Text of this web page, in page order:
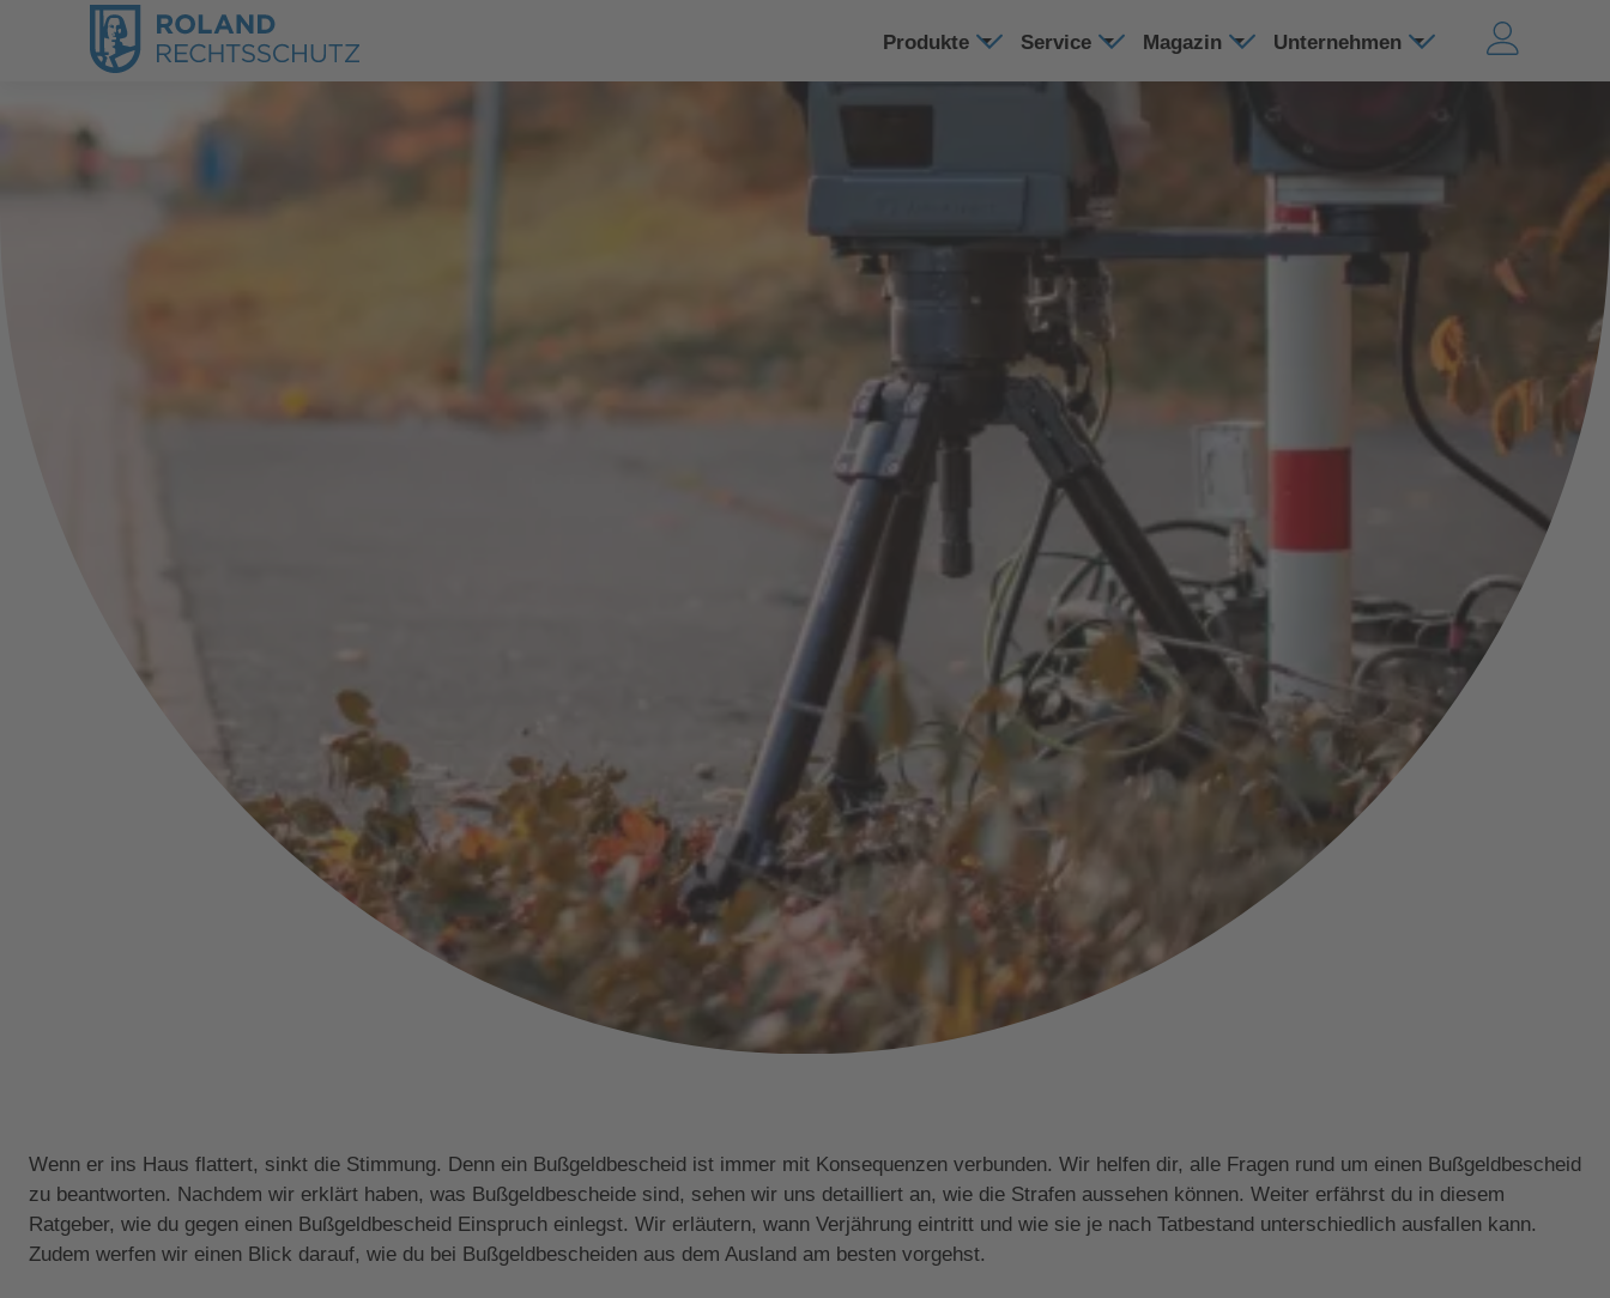
Produkte Service Magazin Unternehmen
Wenn er ins Haus flattert, sinkt die Stimmung. Denn ein Bußgeldbescheid ist immer mit Konsequenzen verbunden. Wir helfen dir, alle Fragen rund um einen Bußgeldbescheid
zu beantworten. Nachdem wir erklärt haben, was Bußgeldbescheide sind, sehen wir uns detailliert an, wie die Strafen aussehen können. Weiter erfährst du in diesem
Ratgeber, wie du gegen einen Bußgeldbescheid Einspruch einlegst. Wir erläutern, wann Verjährung eintritt und wie sie je nach Tatbestand unterschiedlich ausfallen kann.
Zudem werfen wir einen Blick darauf, wie du bei Bußgeldbescheiden aus dem Ausland am besten vorgehst.